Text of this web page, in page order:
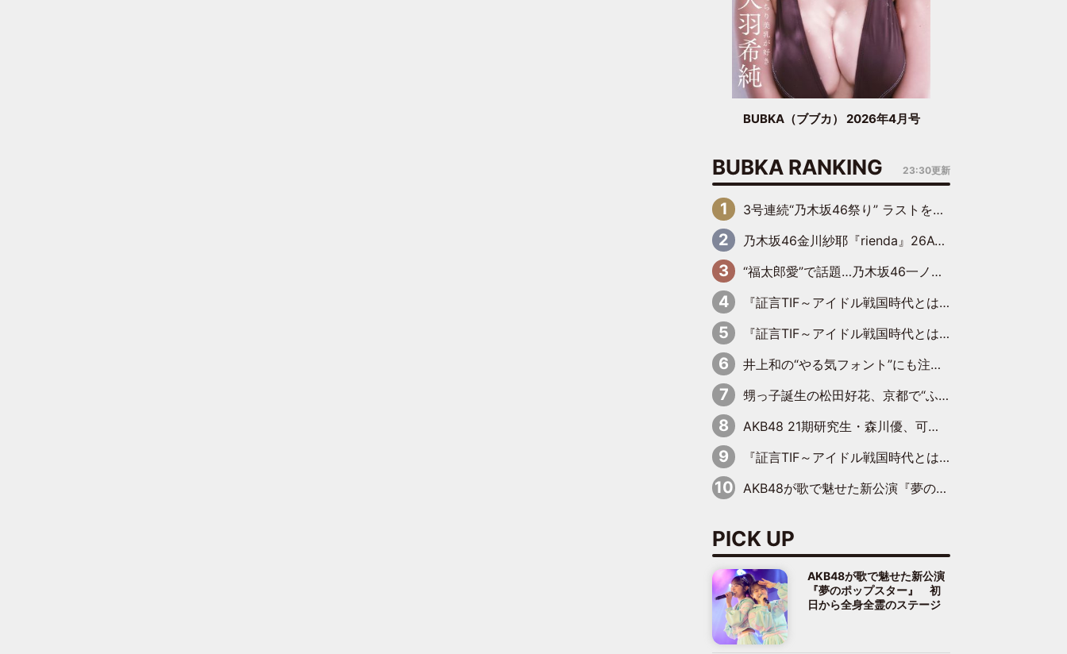
BUBKA（ブブカ） 2026年4月号
BUBKA RANKING 23:30更新
3号連続“乃木坂46祭り” ラストを飾るのは賀喜遥香…5年ぶりの登場に「5年分大人になった私を見ていただけたら」
乃木坂46金川紗耶『rienda』26AW LOOKモデルに就任
“福太郎愛”で話題…乃木坂46一ノ瀬美空、地元福岡『めんべい25周年トップサポーター』に就任
『証言TIF～アイドル戦国時代とはなんだったのか～』第6回：でんぱ組.inc・古川未鈴×相沢梨紗「『ハロプロやりたかったな』って言ったら、夢眠ねむさんに『てめえはでんぱ組．incなんだよ！』って肩パンされて(笑)」
『証言TIF～アイドル戦国時代とはなんだったのか～』第11回：私立恵比寿中学・真山りか×安本彩花「TIFで10年ぶりのキョンシーメイクをしたら、場を完全に引かせてしまって。時代が変わったんだなって」
井上和の“やる気フォント”にも注目 乃木坂46が挑んだ書道パフォーマンスの舞台裏
甥っ子誕生の松田好花、京都で“ふたつの家族”をはしご！ “母”黒谷友香に見送られ、“父”松岡昌宏とはハシゴ酒
AKB48 21期研究生・森川優、可愛さもある大人の女性に
『証言TIF～アイドル戦国時代とはなんだったのか～』第10回：さくら学院・武藤彩未×飯田らうら「正直、中3で辞めるというのを信じてなくて。そう言われてはいたけど、嘘でしょって」
AKB48が歌で魅せた新公演『夢のポップスター』 初日から全身全霊のステージ
PICK UP
AKB48が歌で魅せた新公演
『夢のポップスター』 初
日から全身全霊のステージ